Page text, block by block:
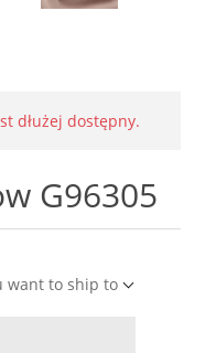
dłużej dostępny.
G96305
want to ship to